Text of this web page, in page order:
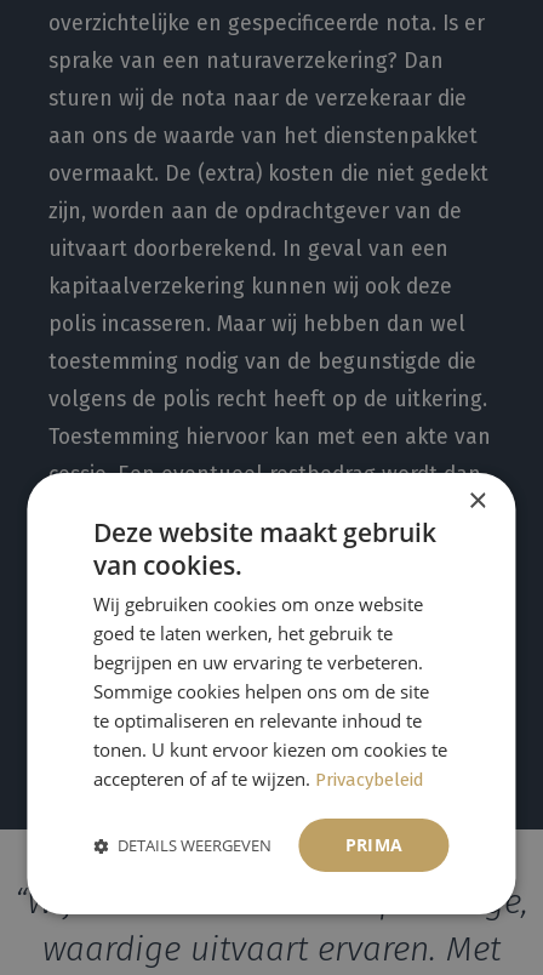
overzichtelijke en gespecificeerde nota. Is er
sprake van een naturaverzekering? Dan
sturen wij de nota naar de verzekeraar die
aan ons de waarde van het dienstenpakket
overmaakt. De (extra) kosten die niet gedekt
zijn, worden aan de opdrachtgever van de
uitvaart doorberekend. In geval van een
kapitaalverzekering kunnen wij ook deze
polis incasseren. Maar wij hebben dan wel
toestemming nodig van de begunstigde die
volgens de polis recht heeft op de uitkering.
Toestemming hiervoor kan met een akte van
cessie. Een eventueel restbedrag wordt dan
overgemaakt. Sommige uitvaartverenigingen
nabestaanden af. Zij ontvangen de nota’s
van ons en diverse andere partijen en sturen
de verzamelfactuur dan rechtstreeks aan de
(nabestaande) opdrachtgever.
“Wij hebben het als een prachtige,
waardige uitvaart ervaren. Met
×
Deze website maakt gebruik
van cookies.
Wij gebruiken cookies om onze website
goed te laten werken, het gebruik te
begrijpen en uw ervaring te verbeteren.
Sommige cookies helpen ons om de site
te optimaliseren en relevante inhoud te
tonen. U kunt ervoor kiezen om cookies te
accepteren of af te wijzen. Privacybeleid
PRIMA
DETAILS WEERGEVEN